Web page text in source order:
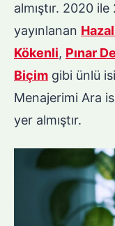
almıştır. 2020 ile
yayınlanan
Kökenli, Pınar
Biçim gibi ünlü
Menajerimi Ara
yer almıştır.